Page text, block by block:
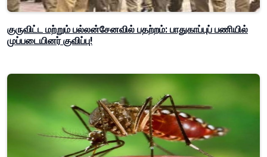
குருவிட்ட மற்றும் பல்லன்சேனவில் பதற்றம்: பாதுகாப்புப் பணியில்
முப்படையினர் குவிப்பு!